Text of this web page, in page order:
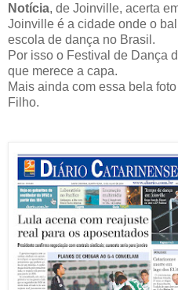
Notícia, de Joinville, acerta
Joinville é a cidade onde o
escola de dança no Brasil.
Por isso o Festival de Dança
que merece a capa.
Mais ainda com essa bela
Filho.